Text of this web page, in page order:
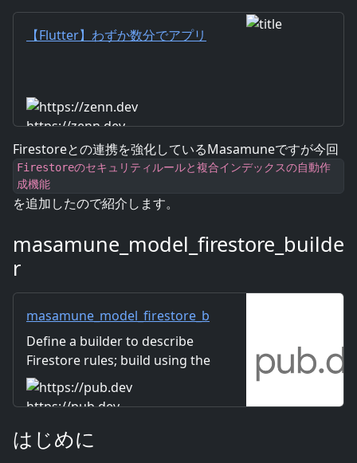
【Flutter】わずか数分でアプリ
https://zenn.dev
Firestoreとの連携を強化しているMasamuneですが今回
Firestoreのセキュリティルールと複合インデックスの自動作
成機能
を追加したので紹介します。
masamune_model_firestore_builde
r
masamune_model_firestore_b
uilder | Dart package
Define a builder to describe
Firestore rules; build using the
masamune_annotation
annotation.
https://pub.dev
はじめに